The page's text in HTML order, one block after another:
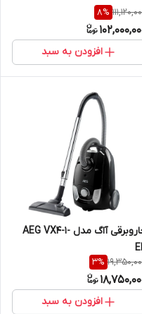
8%
افزودن به سبد
جاروبرقی آاگ مدل AEG VX4-1-
3%
افزودن به سبد